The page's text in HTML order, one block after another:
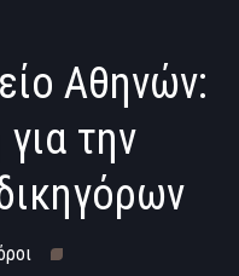
Αθηνών:
την